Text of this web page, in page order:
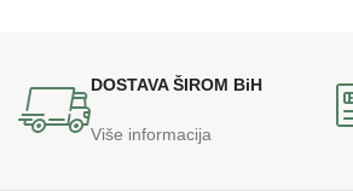
DOSTAVA ŠIROM BiH
Više informacija